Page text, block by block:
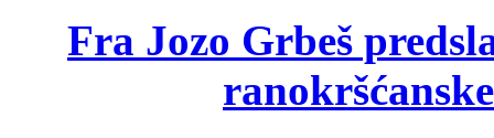
Fra Jozo Grbeš